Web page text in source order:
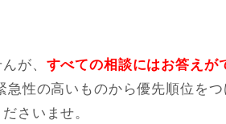
が、 すべての相談にはお答えが
急性の高いものから優先順位を
さいませ。